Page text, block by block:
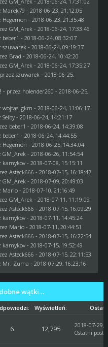
Marek79 - 2018-06-23, 21:12:05
Hegemon - 2018-06-23, 21:35:48
GM_Arek - 2018-06-24, 17:33:46
beber1 - 2018-06-24, 08:32:07
szuwarek - 2018-06-24, 09:19:37
Brad - 2018-06-24, 10:42:20
GM_Arek - 2018-06-24, 17:35:27
szuwarek - 2018-06-25,
- przez holender260 - 2018-06-25,
wojtas_gkm - 2018-06-24, 11:06:17
Selby- 2018-06-24, 14:21:17
beber1 - 2018-06-24, 14:39:08
beber1 - 2018-06-24, 14:44:55
Hegemon - 2018-06-25, 14:34:04
GM_Arek - 2018-06-26, 11:54:54
kamykov- 2018-07-08, 15:15:11
Asteck666 - 2018-07-15, 16:18:47
GM_Arek - 2018-07-09, 20:49:03
Mario- 2018-07-10, 21:16:49
GM_Arek - 2018-07-11, 11:19:09
Asteck666 - 2018-07-15, 16:09:29
kamykov- 2018-07-11, 14:45:24
Mario- 2018-07-11, 20:44:51
Asteck666 - 2018-07-15, 16:22:54
kamykov- 2018-07-15, 19:52:49
Asteck666 - 2018-07-15, 22:11:53
Mr. Zuma - 2018-07-29, 16:23:16
wątki…
Wyświetleń:
6 12,795
2018-07-29,
Ostatni post